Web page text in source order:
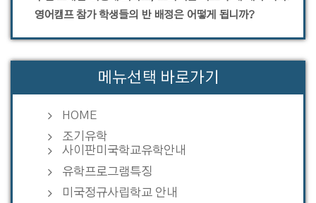
영어캠프 참가 학생들의 반 배정은 어떻게 됩니까?
메뉴선택 바로가기
HOME
조기유학
사이판미국학교유학안내
유학프로그램특징
미국정규사립학교 안내